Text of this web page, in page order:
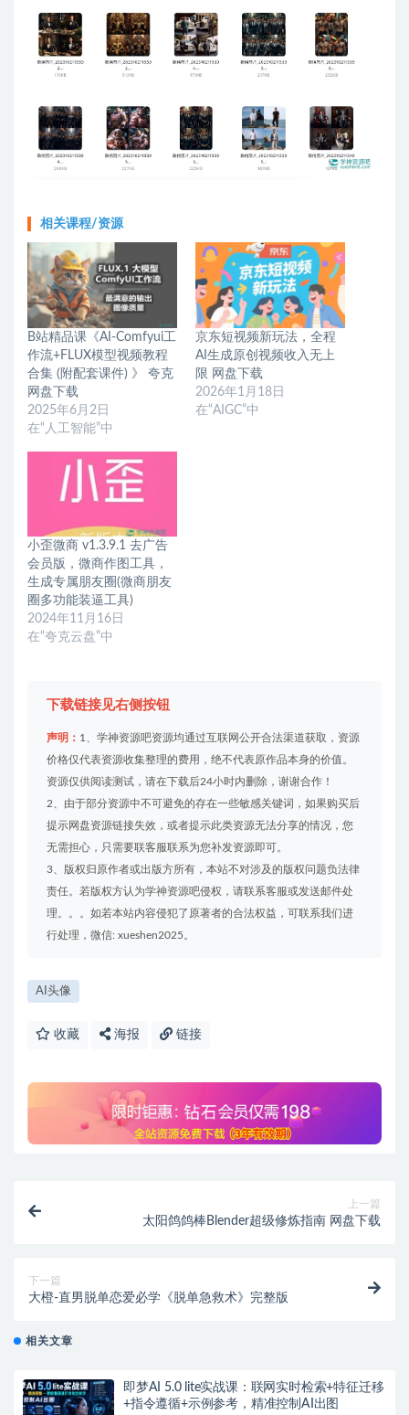
相关课程/资源
B站精品课《AI-Comfyui工
作流+FLUX模型视频教程
合集 (附配套课件) 》 夸克
网盘下载
2025年6月2日
在“人工智能”中
京东短视频新玩法，全程
AI生成原创视频收入无上
限 网盘下载
2026年1月18日
在“AIGC”中
小歪微商 v1.3.9.1 去广告
会员版，微商作图工具，
生成专属朋友圈(微商朋友
圈多功能装逼工具)
2024年11月16日
在“夸克云盘”中
下载链接见右侧按钮
声明： 1、学神资源吧资源均通过互联网公开合法渠道获取，资源
价格仅代表资源收集整理的费用，绝不代表原作品本身的价值。
资源仅供阅读测试，请在下载后24小时内删除，谢谢合作！
2、由于部分资源中不可避免的存在一些敏感关键词，如果购买后
提示网盘资源链接失效，或者提示此类资源无法分享的情况，您
无需担心，只需要联客服联系为您补发资源即可。
3、版权归原作者或出版方所有，本站不对涉及的版权问题负法律
责任。若版权方认为学神资源吧侵权，请联系客服或发送邮件处
理。。。如若本站内容侵犯了原著者的合法权益，可联系我们进
行处理，微信: xueshen2025。
AI头像
收藏 海报 链接
上一篇
太阳鸽鸽棒Blender超级修炼指南 网盘下载
下一篇
大橙-直男脱单恋爱必学《脱单急救术》完整版
相关文章
即梦AI 5.0 lite实战课：联网实时检索+特征迁移
+指令遵循+示例参考，精准控制AI出图